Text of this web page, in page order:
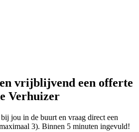
vrijblijvend een offerte
Verhuizer
jou in de buurt en vraag direct een
3). Binnen 5 minuten ingevuld!